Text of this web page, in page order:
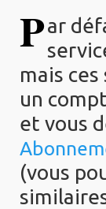
Par
mais
un
et vous
(vous